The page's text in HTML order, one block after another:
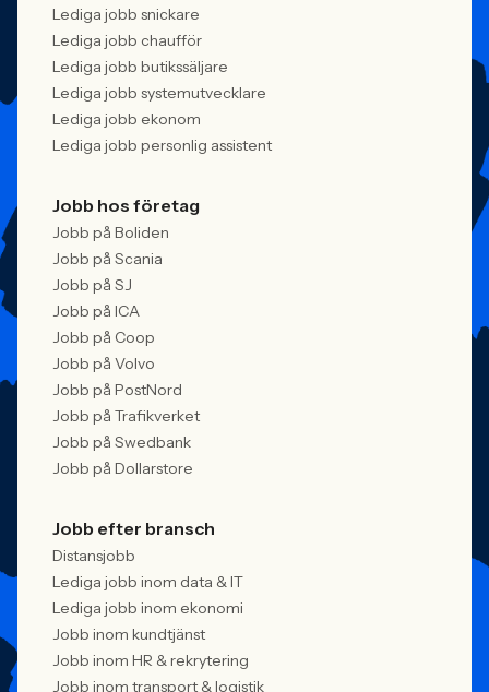
Lediga jobb snickare
Lediga jobb chaufför
Lediga jobb butikssäljare
Lediga jobb systemutvecklare
Lediga jobb ekonom
Lediga jobb personlig assistent
Jobb hos företag
Jobb på Boliden
Jobb på Scania
Jobb på SJ
Jobb på ICA
Jobb på Coop
Jobb på Volvo
Jobb på PostNord
Jobb på Trafikverket
Jobb på Swedbank
Jobb på Dollarstore
Jobb efter bransch
Distansjobb
Lediga jobb inom data & IT
Lediga jobb inom ekonomi
Jobb inom kundtjänst
Jobb inom HR & rekrytering
Jobb inom transport & logistik